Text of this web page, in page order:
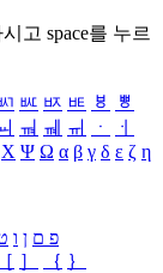
고 space를 누르
ㅵ ㅶ ㅷ ㅸ
ㅹ
ㆊ ㆋ ㆌ ㆍ
ㆎ
Χ Ψ Ω α β γ δ ε ζ η
פ ם ן ו
［ ］ ｛ ｝